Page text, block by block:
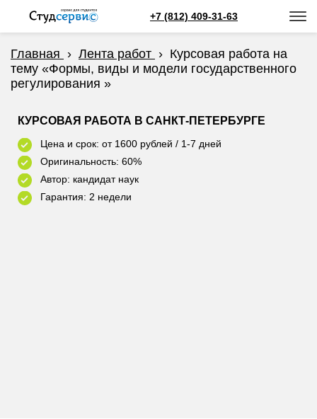
+7 (812) 409-31-63
Главная › Лента работ › Курсовая работа на
тему «Формы, виды и модели государственного
регулирования »
КУРСОВАЯ РАБОТА В САНКТ-ПЕТЕРБУРГЕ
Цена и срок: от 1600 рублей / 1-7 дней
Оригинальность: 60%
Автор: кандидат наук
Гарантия: 2 недели